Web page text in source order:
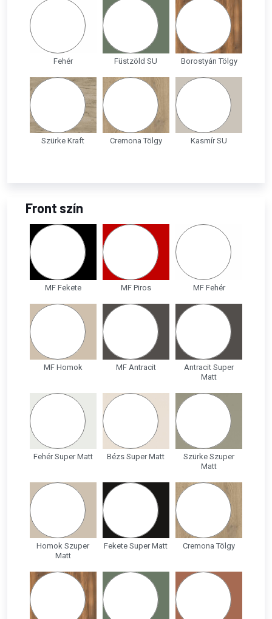
Fehér Füstzöld SU Borostyán Tölgy
Szürke Kraft Cremona Tölgy Kasmír SU
Front szín
MF Fekete MF Piros MF Fehér
MF Homok MF Antracit
Antracit Super
Matt
Fehér Super Matt Bézs Super Matt
Szürke Szuper
Matt
Homok Szuper
Matt
Fekete Super Matt Cremona Tölgy